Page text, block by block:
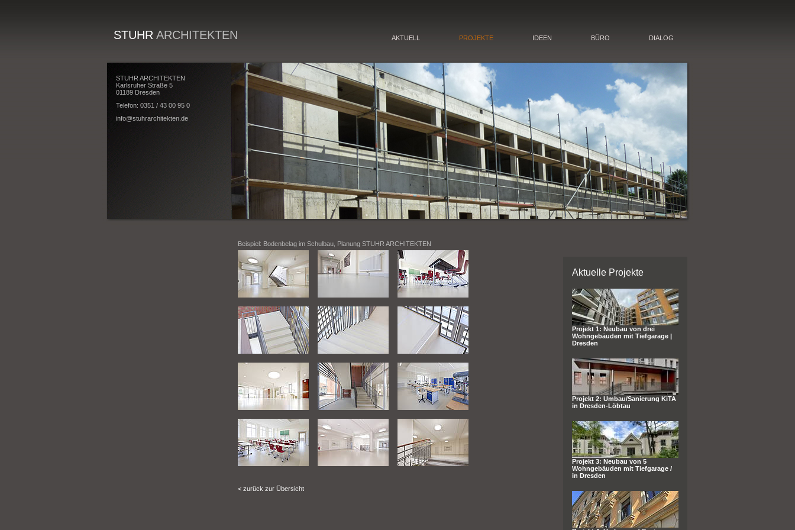
STUHR ARCHITEKTEN AKTUELL PROJEKTE IDEEN BÜRO DIALOG
STUHR ARCHITEKTEN
Karlsruher Straße 5
01189 Dresden
Telefon: 0351 / 43 00 95 0
info@stuhrarchitekten.de
Aktuelle Projekte
Projekt 1: Neubau von drei
Wohngebäuden mit Tiefgarage |
Dresden
Projekt 2: Umbau/Sanierung KiTA
in Dresden-Löbtau
Projekt 3: Neubau von 5
Wohngebäuden mit Tiefgarage /
in Dresden
Beispiel: Bodenbelag im Schulbau, Planung STUHR ARCHITEKTEN
< zurück zur Übersicht